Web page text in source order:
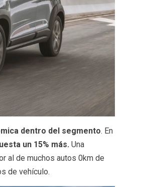
dentro del segmento. En
un 15% más. Una
al de muchos autos 0km de
de vehículo.